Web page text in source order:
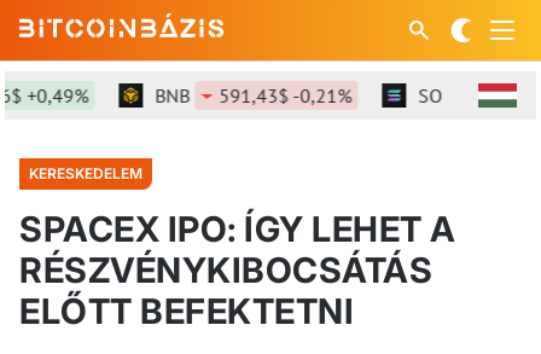
BNB 591,43$ -0,21% SOL 73,92$
KERESKEDELEM
SPACEX IPO: ÍGY LEHET A
RÉSZVÉNYKIBOCSÁTÁS
ELŐTT BEFEKTETNI